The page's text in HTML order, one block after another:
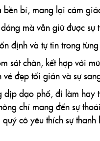
bỉ, mang lại cảm
mà vẫn giữ được sự
định và tự tin trong
sát chân, kết hợp với
đẹp tối giản và sự
dịp dạo phố, đi làm
chỉ mang đến sự
cô yêu thích sự